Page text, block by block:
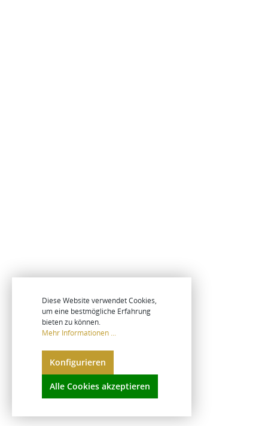
Diese Website verwendet Cookies,
um eine bestmögliche Erfahrung
bieten zu können.
Mehr Informationen ...
Konfigurieren
Alle Cookies akzeptieren